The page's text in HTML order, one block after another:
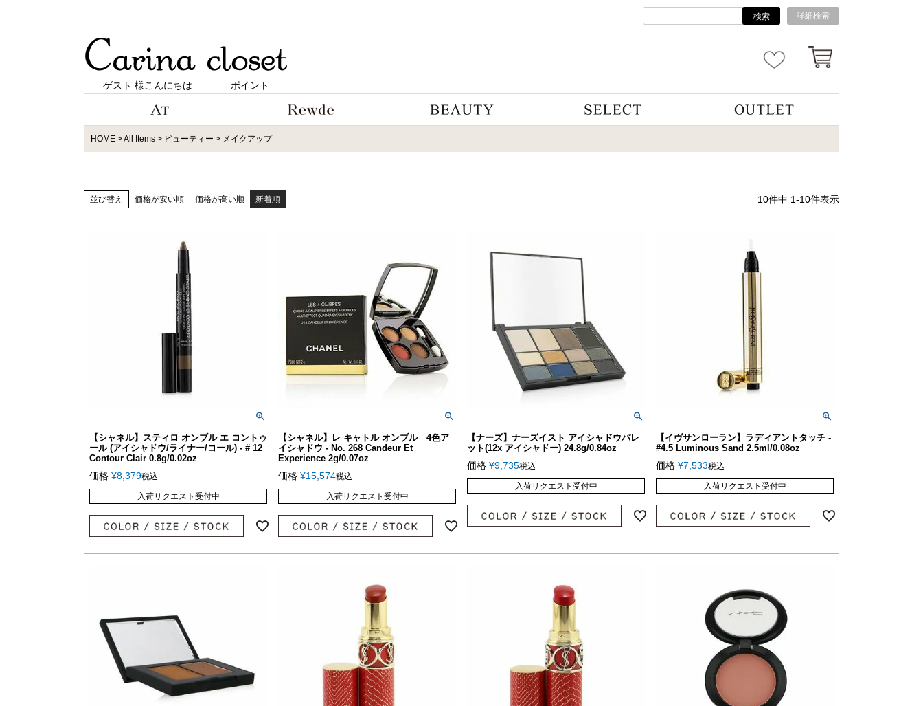
検索 詳細検索
ゲスト 様こんにちは ポイント
HOME All Items ビューティー メイクアップ
並び替え 価格が安い順 価格が高い順 新着順 10件中 1-10件表示
【シャネル】スティロ オンブル エ コントゥ
ール (アイシャドウ/ライナー/コール) - # 12
Contour Clair 0.8g/0.02oz
価格 ¥8,379税込
入荷リクエスト受付中
【シャネル】レ キャトル オンブル 4色ア
イシャドウ - No. 268 Candeur Et
Experience 2g/0.07oz
価格 ¥15,574税込
入荷リクエスト受付中
【ナーズ】ナーズイスト アイシャドウパレ
ット(12x アイシャドー) 24.8g/0.84oz
価格 ¥9,735税込
入荷リクエスト受付中
【イヴサンローラン】ラディアントタッチ -
#4.5 Luminous Sand 2.5ml/0.08oz
価格 ¥7,533税込
入荷リクエスト受付中